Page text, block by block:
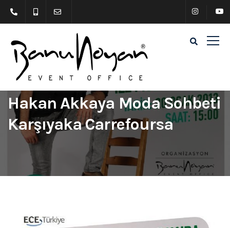
Hakan Akkaya Moda Sohbeti
Karşıyaka Carrefoursa